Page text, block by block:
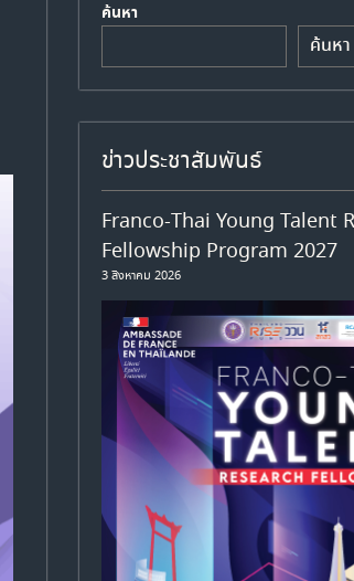
ค้นหา
ค้นหา
ข่าวประชาสัมพันธ์
Franco-Thai Young Talent
Fellowship Program 2027
3 สิงหาคม 2026